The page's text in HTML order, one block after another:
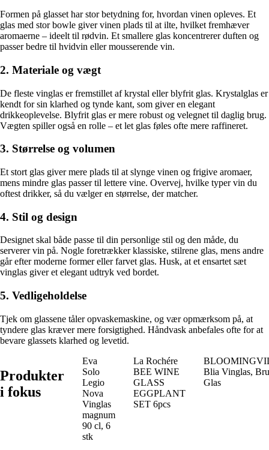
Formen på glasset har stor betydning for, hvordan vinen opleves. Et
glas med stor bowle giver vinen plads til at ilte, hvilket fremhæver
aromaerne – ideelt til rødvin. Et smallere glas koncentrerer duften og
passer bedre til hvidvin eller mousserende vin.
2. Materiale og vægt
De fleste vinglas er fremstillet af krystal eller blyfrit glas. Krystalglas er
kendt for sin klarhed og tynde kant, som giver en elegant
drikkeoplevelse. Blyfrit glas er mere robust og velegnet til daglig brug.
Vægten spiller også en rolle – et let glas føles ofte mere raffineret.
3. Størrelse og volumen
Et stort glas giver mere plads til at slynge vinen og frigive aromaer,
mens mindre glas passer til lettere vine. Overvej, hvilke typer vin du
oftest drikker, så du vælger en størrelse, der matcher.
4. Stil og design
Designet skal både passe til din personlige stil og den måde, du
serverer vin på. Nogle foretrækker klassiske, stilrene glas, mens andre
går efter moderne former eller farvet glas. Husk, at et ensartet sæt
vinglas giver et elegant udtryk ved bordet.
5. Vedligeholdelse
Tjek om glassene tåler opvaskemaskine, og vær opmærksom på, at
tyndere glas kræver mere forsigtighed. Håndvask anbefales ofte for at
bevare glassets klarhed og levetid.
Produkter
i fokus
Eva
Solo
Legio
Nova
Vinglas
magnum
90 cl, 6
stk
La Rochére
BEE WINE
GLASS
EGGPLANT
SET 6pcs
Blia Vinglas,
Glas